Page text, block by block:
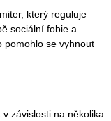
který reguluje
sociální fobie a
pomohlo se vyhnout
závislosti na několika